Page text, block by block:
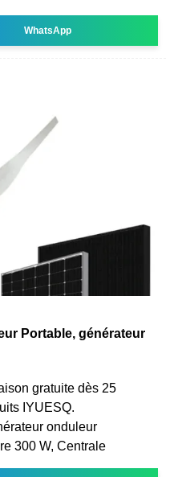
WhatsApp
Portable, générateur
gratuite dès 25
IYUESQ.
onduleur
300 W, Centrale